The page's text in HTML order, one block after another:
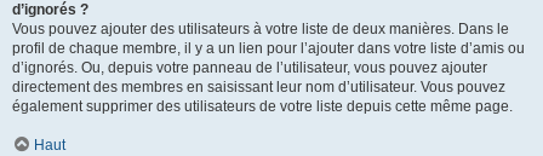
d’ignorés ?
Vous pouvez ajouter des utilisateurs à votre liste de deux manières. Dans le
profil de chaque membre, il y a un lien pour l’ajouter dans votre liste d’amis ou
d’ignorés. Ou, depuis votre panneau de l’utilisateur, vous pouvez ajouter
directement des membres en saisissant leur nom d’utilisateur. Vous pouvez
également supprimer des utilisateurs de votre liste depuis cette même page.
Haut